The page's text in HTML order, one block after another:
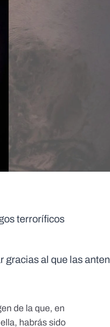
terroríficos
gracias al que las
de la que, en
habrás sido